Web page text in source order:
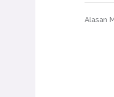
Alasan